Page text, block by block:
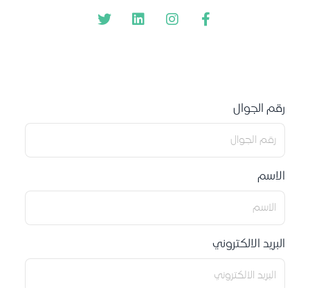
رقم الجوال
الاسم
البريد الالكتروني